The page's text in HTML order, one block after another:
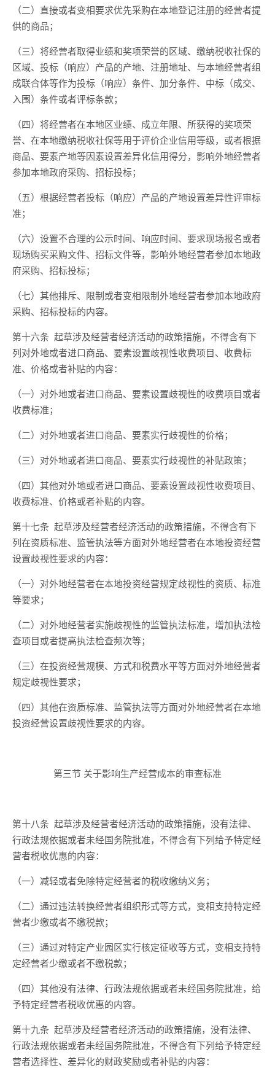
（二）直接或者变相要求优先采购在本地登记注册的经营者提
供的商品；
（三）将经营者取得业绩和奖项荣誉的区域、缴纳税收社保的
区域、投标（响应）产品的产地、注册地址、与本地经营者组
成联合体等作为投标（响应）条件、加分条件、中标（成交、
入围）条件或者评标条款；
（四）将经营者在本地区业绩、成立年限、所获得的奖项荣
誉、在本地缴纳税收社保等用于评价企业信用等级，或者根据
商品、要素产地等因素设置差异化信用得分，影响外地经营者
参加本地政府采购、招标投标；
（五）根据经营者投标（响应）产品的产地设置差异性评审标
准；
（六）设置不合理的公示时间、响应时间、要求现场报名或者
现场购买采购文件、招标文件等，影响外地经营者参加本地政
府采购、招标投标；
（七）其他排斥、限制或者变相限制外地经营者参加本地政府
采购、招标投标的内容。
第十六条 起草涉及经营者经济活动的政策措施，不得含有下
列对外地或者进口商品、要素设置歧视性收费项目、收费标
准、价格或者补贴的内容：
（一）对外地或者进口商品、要素设置歧视性的收费项目或者
收费标准；
（二）对外地或者进口商品、要素实行歧视性的价格；
（三）对外地或者进口商品、要素实行歧视性的补贴政策；
（四）其他对外地或者进口商品、要素设置歧视性收费项目、
收费标准、价格或者补贴的内容。
第十七条 起草涉及经营者经济活动的政策措施，不得含有下
列在资质标准、监管执法等方面对外地经营者在本地投资经营
设置歧视性要求的内容：
（一）对外地经营者在本地投资经营规定歧视性的资质、标准
等要求；
（二）对外地经营者实施歧视性的监管执法标准， 增加执法检
查项目或者提高执法检查频次等；
（三）在投资经营规模、方式和税费水平等方面对外地经营者
规定歧视性要求；
（四）其他在资质标准、监管执法等方面对外地经营者在本地
投资经营设置歧视性要求的内容。
第三节 关于影响生产经营成本的审查标准
第十八条 起草涉及经营者经济活动的政策措施，没有法律、
行政法规依据或者未经国务院批准，不得含有下列给予特定经
营者税收优惠的内容：
（一）减轻或者免除特定经营者的税收缴纳义务；
（二）通过违法转换经营者组织形式等方式，变相支持特定经
营者少缴或者不缴税款；
（三）通过对特定产业园区实行核定征收等方式，变相支持特
定经营者少缴或者不缴税款；
（四）其他没有法律、行政法规依据或者未经国务院批准，给
予特定经营者税收优惠的内容。
第十九条 起草涉及经营者经济活动的政策措施，没有法律、
行政法规依据或者未经国务院批准，不得含有下列给予特定经
营者选择性、差异化的财政奖励或者补贴的内容：